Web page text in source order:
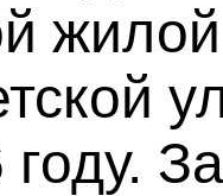
году.